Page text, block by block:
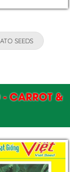
SEEDS
CARROT &